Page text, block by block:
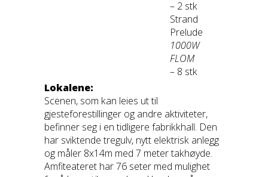
– 2 stk
Strand
Prelude
1000W
FLOM
– 8 stk
Lokalene:
Scenen, som kan leies ut til
gjesteforestillinger og andre aktiviteter,
befinner seg i en tidligere fabrikkhall. Den
har sviktende tregulv, nytt elektrisk anlegg
og måler 8x14m med 7 meter takhøyde.
Amfiteateret har 76 seter med mulighet